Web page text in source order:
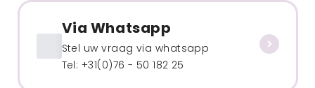
Via Whatsapp
Stel uw vraag via whatsapp
Tel: +31(0)76 - 50 182 25